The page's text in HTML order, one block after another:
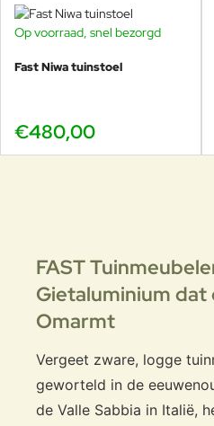
Op voorraad, snel bezorgd
Fast Niwa tuinstoel
€480,00
FAST
Gietaluminium dat
Omarmt
Vergeet zware, logge
geworteld in de
de Valle Sabbia in Italië,